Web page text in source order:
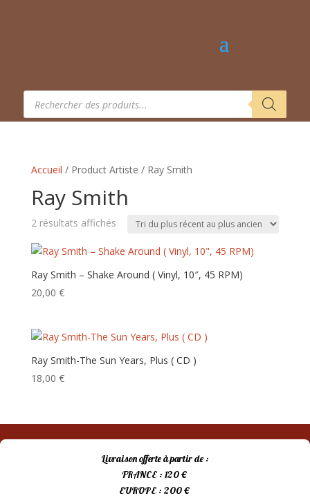
Recherche
produits
Accueil / Product Artiste / Ray Smith
Ray Smith
2 résultats affichésTrié
plus
récent
Ray Smith – Shake Around ( Vinyl, 10″, 45 RPM)
20,00 €
Ray Smith-The Sun Years, Plus ( CD )
18,00 €
Livraison offerte à partir de :
FRANCE : 120 €
EUROPE : 200 €